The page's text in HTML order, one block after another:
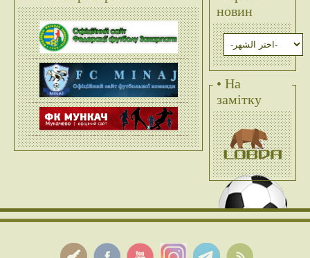
новин
• На
замітку